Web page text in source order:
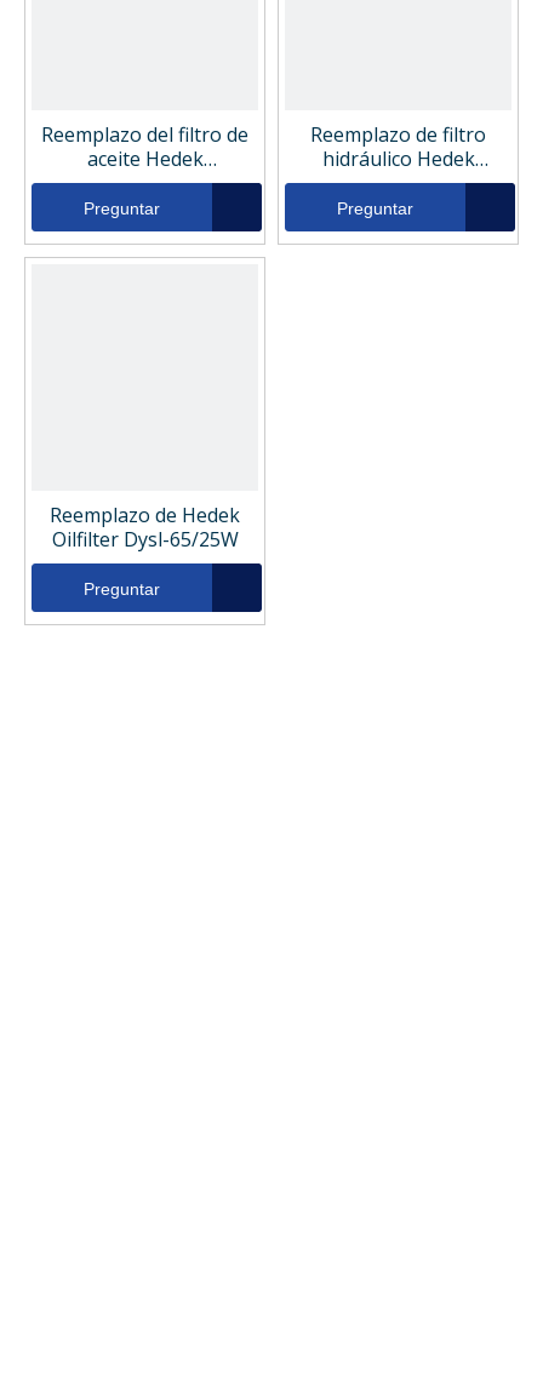
Reemplazo del filtro de
aceite Hedek
ZNGL01010101
Preguntar
Reemplazo de filtro
hidráulico Hedek
0160DN010BN4HC
Preguntar
Reemplazo de Hedek
Oilfilter Dysl-65/25W
Preguntar